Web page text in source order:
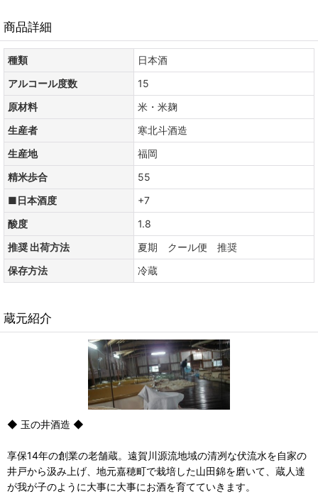
商品詳細
種類
日本酒
アルコール度数
15
原材料
米・米麹
生産者
寒北斗酒造
生産地
福岡
精米歩合
55
■日本酒度
+7
酸度
1.8
推奨 出荷方法
夏期 クール便 推奨
保存方法
冷蔵
蔵元紹介
◆ 玉の井酒造 ◆
享保14年の創業の老舗蔵。遠賀川源流地域の清冽な伏流水を自家の
井戸から汲み上げ、地元嘉穂町で栽培した山田錦を磨いて、蔵人達
が我が子のように大事に大事にお酒を育てていきます。